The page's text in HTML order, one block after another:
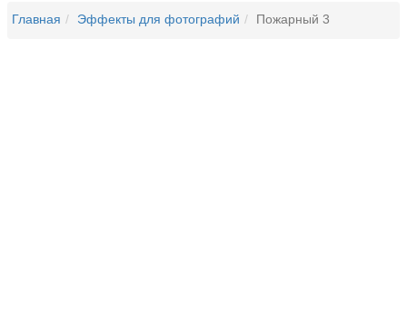
Главная Эффекты для фотографий Пожарный 3